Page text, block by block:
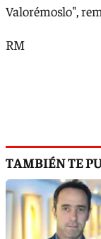
Valorémoslo",
RM
TAMBIÉN TE